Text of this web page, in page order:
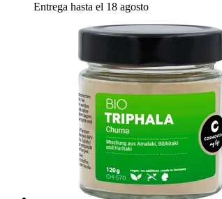
Entrega hasta el 18 agosto